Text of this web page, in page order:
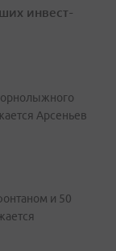
инвест-
Арсеньев
и 50